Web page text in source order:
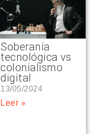
Soberanía
tecnológica vs
colonialismo
digital
13/05/2024
Leer »